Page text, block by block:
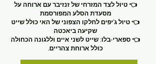
👈 טיול לצד המזרחי של זנזיבר עם ארוחה על
מסעדת הסלע המפורסמת
👈 טיול ג'יפים לחלקו הצפוני של האי כולל שייט
שקיעה ביאכטה
👈 ספארי-בלו: שייט לשני איים וללגונה הכחולה
כולל ארוחת צהריים.